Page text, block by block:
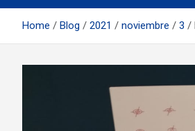
Home Blog 2021 noviembre 3